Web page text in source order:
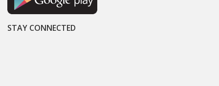
STAY CONNECTED